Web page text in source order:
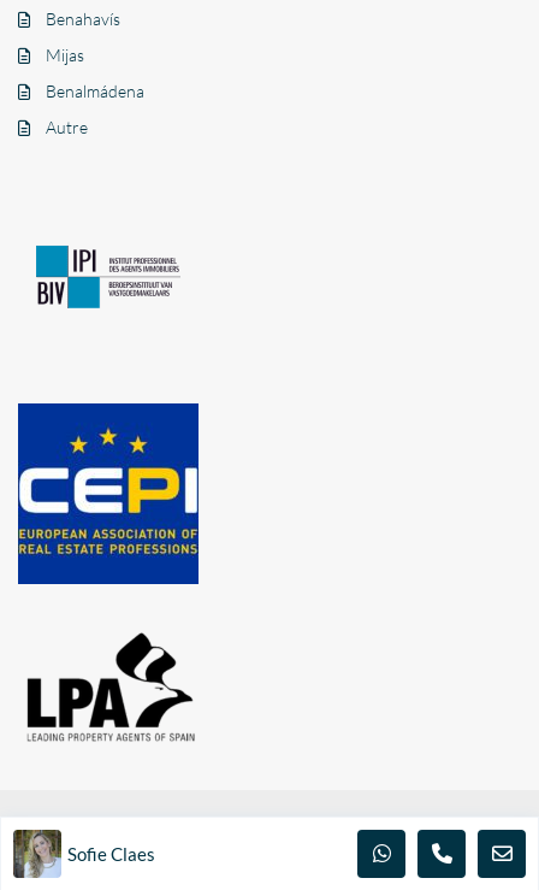
Benahavís
Mijas
Benalmádena
Autre
© INVESTINSPAIN.BE 2020 | Alle rechten voorbehouden | BA en
borgstelling via NV AXA Belgium (polisnr. 730.390.160)
Sofie Claes